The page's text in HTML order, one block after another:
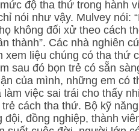
độ tha thứ trong hành
nói như vậy. Mulvey nói:
không đối xử theo cách
thành”. Các nhà nghiên
xem liệu chúng có tha thứ
sau đó bọn trẻ có sẵn
của mình, những em có
việc sai trái cho thấy
cách tha thứ. Bộ kỹ
đội, đồng nghiệp, thành